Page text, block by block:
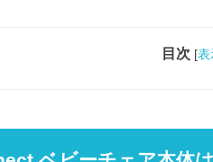
目次 [表